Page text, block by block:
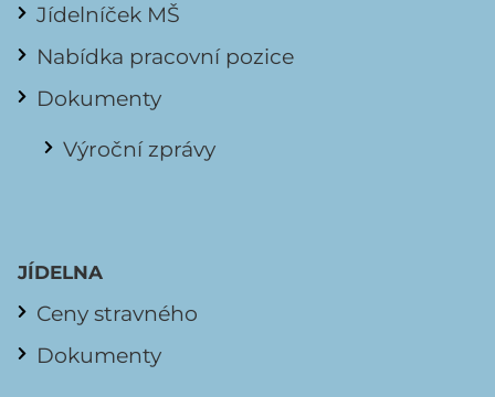
Jídelníček MŠ
Nabídka pracovní pozice
Dokumenty
Výroční zprávy
JÍDELNA
Ceny stravného
Dokumenty